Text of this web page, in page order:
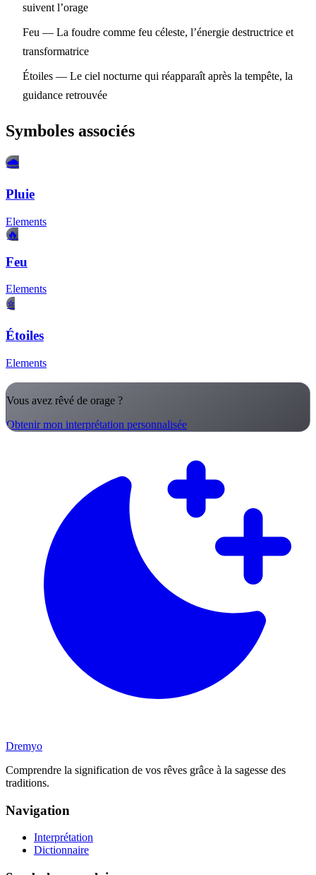
suivent l’orage
Feu — La foudre comme feu céleste, l’énergie destructrice et
transformatrice
Étoiles — Le ciel nocturne qui réapparaît après la tempête, la
guidance retrouvée
Symboles associés
🌧️
Pluie
Elements
🔥
Feu
Elements
⭐
Étoiles
Elements
Vous avez rêvé de orage ?
Obtenir mon interprétation personnalisée
Dremyo
Comprendre la signification de vos rêves grâce à la sagesse des
traditions.
Navigation
Interprétation
Dictionnaire